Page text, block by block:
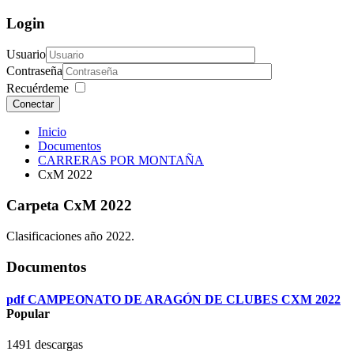
Login
Usuario
Contraseña
Recuérdeme
Conectar
Inicio
Documentos
CARRERAS POR MONTAÑA
CxM 2022
Carpeta CxM 2022
Clasificaciones año 2022.
Documentos
pdf CAMPEONATO DE ARAGÓN DE CLUBES CXM 2022
Popular
1491 descargas